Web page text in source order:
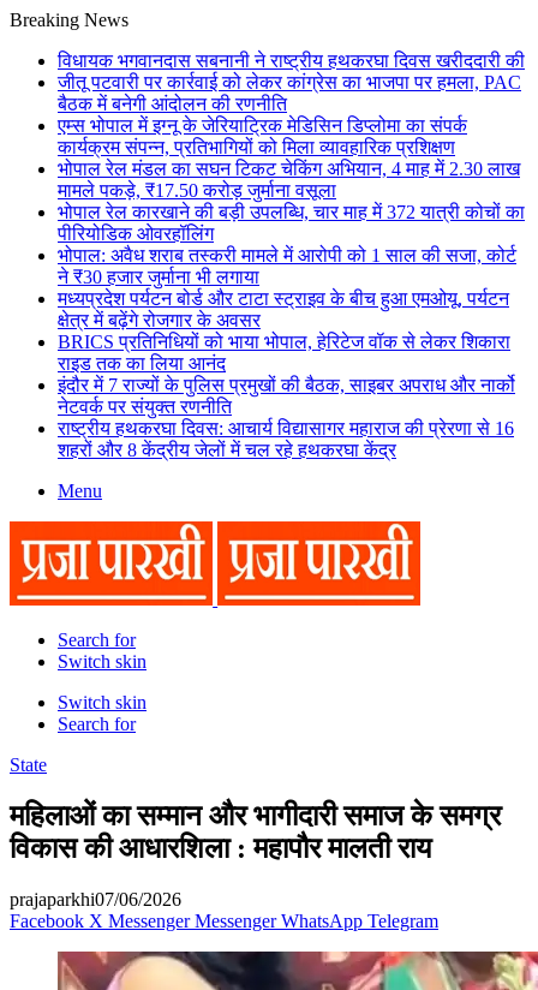
Breaking News
विधायक भगवानदास सबनानी ने राष्ट्रीय हथकरघा दिवस खरीददारी की
जीतू पटवारी पर कार्रवाई को लेकर कांग्रेस का भाजपा पर हमला, PAC
बैठक में बनेगी आंदोलन की रणनीति
एम्स भोपाल में इग्नू के जेरियाट्रिक मेडिसिन डिप्लोमा का संपर्क
कार्यक्रम संपन्न, प्रतिभागियों को मिला व्यावहारिक प्रशिक्षण
भोपाल रेल मंडल का सघन टिकट चेकिंग अभियान, 4 माह में 2.30 लाख
मामले पकड़े, ₹17.50 करोड़ जुर्माना वसूला
भोपाल रेल कारखाने की बड़ी उपलब्धि, चार माह में 372 यात्री कोचों का
पीरियोडिक ओवरहॉलिंग
भोपाल: अवैध शराब तस्करी मामले में आरोपी को 1 साल की सजा, कोर्ट
ने ₹30 हजार जुर्माना भी लगाया
मध्यप्रदेश पर्यटन बोर्ड और टाटा स्ट्राइव के बीच हुआ एमओयू, पर्यटन
क्षेत्र में बढ़ेंगे रोजगार के अवसर
BRICS प्रतिनिधियों को भाया भोपाल, हेरिटेज वॉक से लेकर शिकारा
राइड तक का लिया आनंद
इंदौर में 7 राज्यों के पुलिस प्रमुखों की बैठक, साइबर अपराध और नार्को
नेटवर्क पर संयुक्त रणनीति
राष्ट्रीय हथकरघा दिवस: आचार्य विद्यासागर महाराज की प्रेरणा से 16
शहरों और 8 केंद्रीय जेलों में चल रहे हथकरघा केंद्र
Menu
Search for
Switch skin
Switch skin
Search for
State
महिलाओं का सम्मान और भागीदारी समाज के समग्र
विकास की आधारशिला : महापौर मालती राय
prajaparkhi07/06/2026
Facebook X Messenger Messenger WhatsApp Telegram